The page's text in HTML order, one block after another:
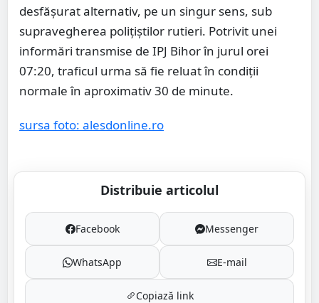
desfășurat alternativ, pe un singur sens, sub
supravegherea polițiștilor rutieri. Potrivit unei
informări transmise de IPJ Bihor în jurul orei
07:20, traficul urma să fie reluat în condiții
normale în aproximativ 30 de minute.
sursa foto: alesdonline.ro
Distribuie articolul
Facebook Messenger
WhatsApp E-mail
Copiază link